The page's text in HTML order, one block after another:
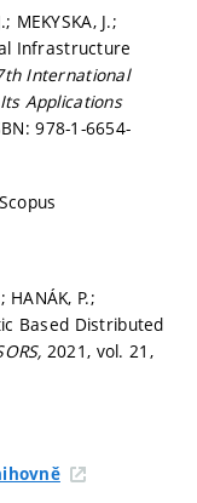
MEKYSKA, J.;
Infrastructure
International
Applications
978-1-6654-
HANÁK, P.;
Based Distributed
2021, vol. 21,